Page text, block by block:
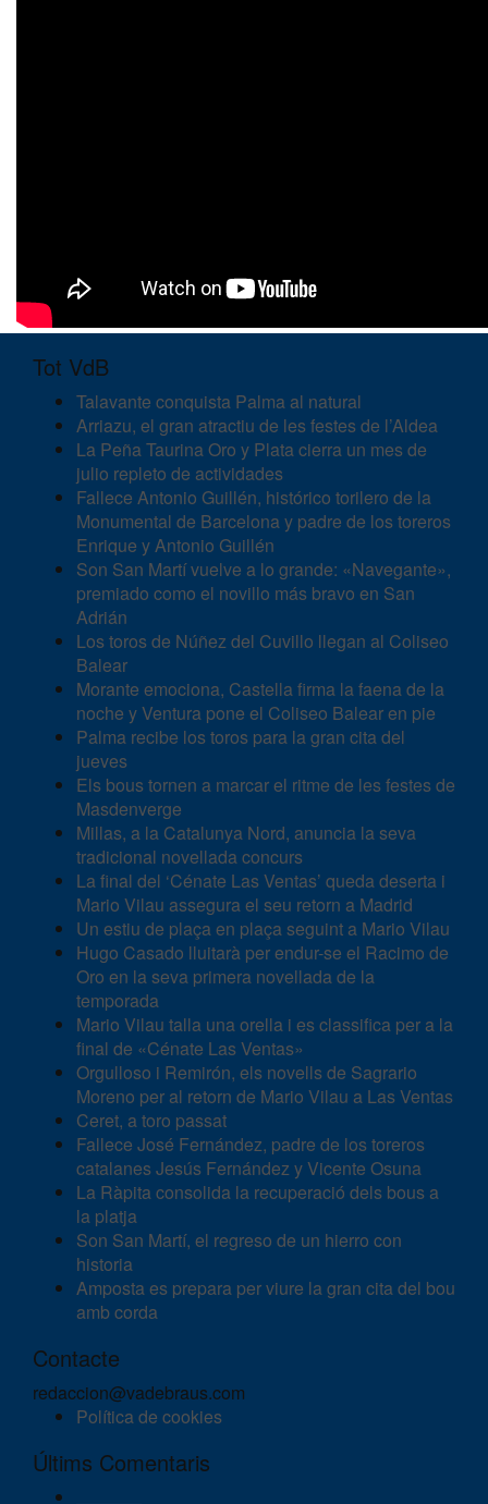
Tot VdB
Talavante conquista Palma al natural
Arriazu, el gran atractiu de les festes de l’Aldea
La Peña Taurina Oro y Plata cierra un mes de
julio repleto de actividades
Fallece Antonio Guillén, histórico torilero de la
Monumental de Barcelona y padre de los toreros
Enrique y Antonio Guillén
Son San Martí vuelve a lo grande: «Navegante»,
premiado como el novillo más bravo en San
Adrián
Los toros de Núñez del Cuvillo llegan al Coliseo
Balear
Morante emociona, Castella firma la faena de la
noche y Ventura pone el Coliseo Balear en pie
Palma recibe los toros para la gran cita del
jueves
Els bous tornen a marcar el ritme de les festes de
Masdenverge
Millas, a la Catalunya Nord, anuncia la seva
tradicional novellada concurs
La final del ‘Cénate Las Ventas’ queda deserta i
Mario Vilau assegura el seu retorn a Madrid
Un estiu de plaça en plaça seguint a Mario Vilau
Hugo Casado lluitarà per endur-se el Racimo de
Oro en la seva primera novellada de la
temporada
Mario Vilau talla una orella i es classifica per a la
final de «Cénate Las Ventas»
Orgulloso i Remirón, els novells de Sagrario
Moreno per al retorn de Mario Vilau a Las Ventas
Ceret, a toro passat
Fallece José Fernández, padre de los toreros
catalanes Jesús Fernández y Vicente Osuna
La Ràpita consolida la recuperació dels bous a
la platja
Son San Martí, el regreso de un hierro con
historia
Amposta es prepara per viure la gran cita del bou
amb corda
Contacte
redaccion@vadebraus.com
Política de cookies
Últims Comentaris